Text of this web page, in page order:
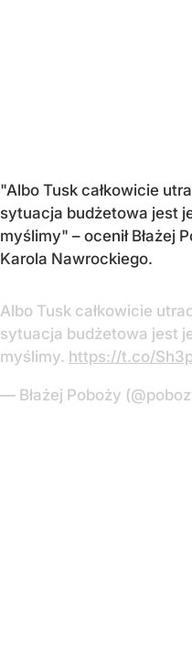
"Albo Tusk całkowicie
sytuacja budżetowa jest
myślimy" – ocenił Błażej
Karola Nawrockiego.
Albo Tusk całkowicie
sytuacja budżetowa jest
myślimy. https://t.co/
— Błażej Poboży